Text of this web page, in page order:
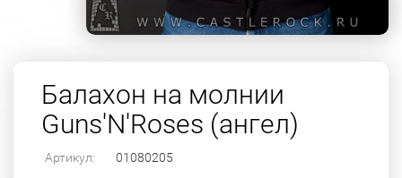
Балахон на молнии
Guns'N'Roses (ангел)
Артикул: 01080205